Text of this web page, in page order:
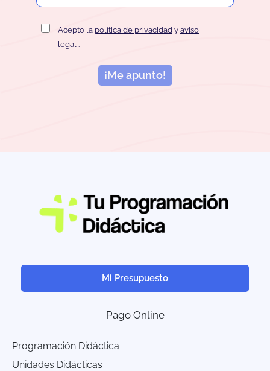
Acepto la política de privacidad y aviso
legal .
¡Me apunto!
Mi Presupuesto
Pago Online
Programación Didáctica
Unidades Didácticas